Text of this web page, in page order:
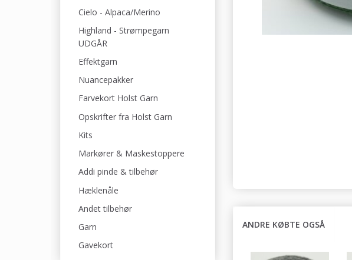
Cielo - Alpaca/Merino
Highland - Strømpegarn
UDGÅR
Effektgarn
Nuancepakker
Farvekort Holst Garn
Opskrifter fra Holst Garn
Kits
Markører & Maskestoppere
Addi pinde & tilbehør
Hæklenåle
Andet tilbehør
Garn
Gavekort
ANDRE KØBTE OGSÅ